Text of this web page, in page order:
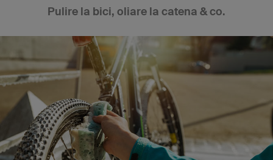
Pulire la bici, oliare la catena & co.